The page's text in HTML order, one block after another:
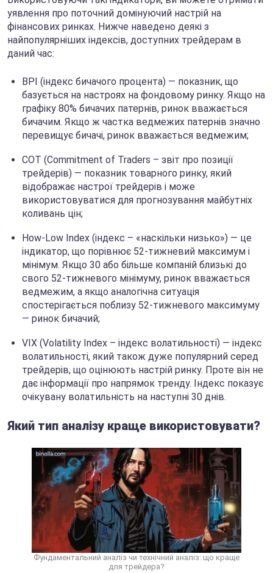
уявлення про поточний домінуючий настрій на
фінансових ринках. Нижче наведено деякі з
найпопулярніших індексів, доступних трейдерам в
даний час:
BPI (індекс бичачого процента) — показник, що
базується на настроях на фондовому ринку. Якщо на
графіку 80% бичачих патернів, ринок вважається
бичачим. Якщо ж частка ведмежих патернів значно
перевищує бичачі, ринок вважається ведмежим;
COT (Commitment of Traders – звіт про позиції
трейдерів) — показник товарного ринку, який
відображає настрої трейдерів і може
використовуватися для прогнозування майбутніх
коливань цін;
How-Low Index (індекс – «наскільки низько») — це
індикатор, що порівнює 52-тижневий максимум і
мінімум. Якщо 30 або більше компаній близькі до
свого 52-тижневого мінімуму, ринок вважається
ведмежим, а якщо аналогічна ситуація
спостерігається поблизу 52-тижневого максимуму
— ринок бичачий;
VIX (Volatility Index – індекс волатильності) — індекс
волатильності, який також дуже популярний серед
трейдерів, що оцінюють настрій ринку. Проте він не
дає інформації про напрямок тренду. Індекс показує
очікувану волатильність на наступні 30 днів.
Який тип аналізу краще використовувати?
Фундаментальний аналіз чи технічний аналіз: що краще
для трейдера?